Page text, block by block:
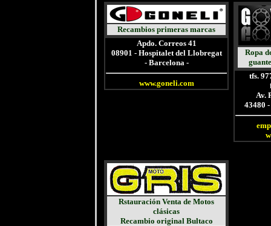
Recambios primeras marcas
Apdo. Correos 41
08901 - Hospitalet del Llobregat
- Barcelona -
www.goneli.com
Ropa
tfs.
Av.
43480
Rstauración Venta de Motos
clásicas
Recambio original Bultaco